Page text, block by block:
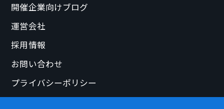
開催企業向けブログ
運営会社
採用情報
お問い合わせ
プライバシーポリシー